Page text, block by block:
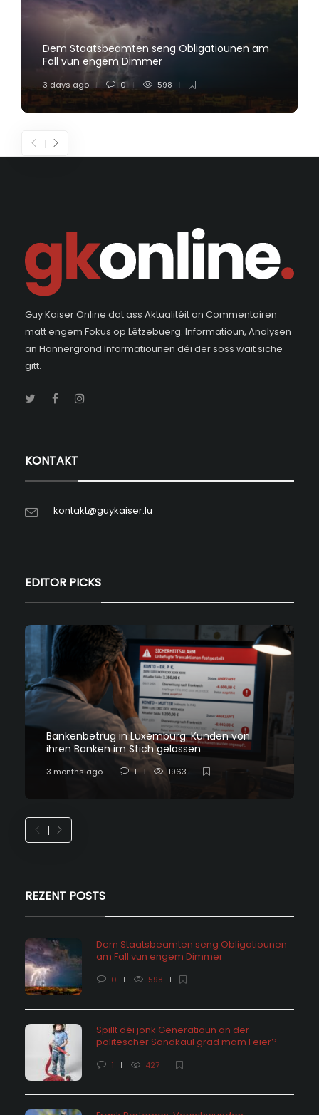
Dem Staatsbeamten seng Obligatiounen am
Fall vun engem Dimmer
3 days ago 0 598
Guy Kaiser Online dat ass Aktualitéit an Commentairen
matt engem Fokus op Lëtzebuerg. Informatioun, Analysen
an Hannergrond Informatiounen déi der soss wäit siche
gitt.
KONTAKT
kontakt@guykaiser.lu
EDITOR PICKS
Bankenbetrug in Luxemburg: Kunden von
ihren Banken im Stich gelassen
3 months ago 1 1963
REZENT POSTS
Dem Staatsbeamten seng Obligatiounen
am Fall vun engem Dimmer
0 598
Spillt déi jonk Generatioun an der
politescher Sandkaul grad mam Feier?
1 427